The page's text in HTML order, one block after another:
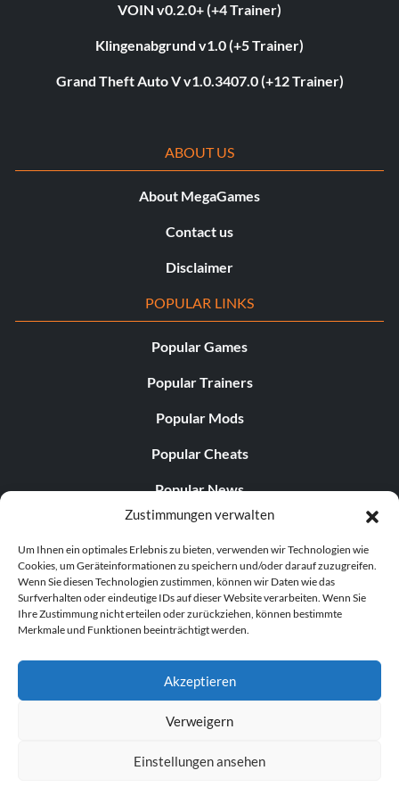
Zustimmungen verwalten
Um Ihnen ein optimales Erlebnis zu bieten, verwenden wir Technologien wie
Cookies, um Geräteinformationen zu speichern und/oder darauf zuzugreifen.
Wenn Sie diesen Technologien zustimmen, können wir Daten wie das
Surfverhalten oder eindeutige IDs auf dieser Website verarbeiten. Wenn Sie
Ihre Zustimmung nicht erteilen oder zurückziehen, können bestimmte
Merkmale und Funktionen beeinträchtigt werden.
Akzeptieren
Verweigern
Einstellungen ansehen
VOIN v0.2.0+ (+4 Trainer)
Klingenabgrund v1.0 (+5 Trainer)
Grand Theft Auto V v1.0.3407.0 (+12 Trainer)
ABOUT US
About MegaGames
Contact us
Disclaimer
POPULAR LINKS
Popular Games
Popular Trainers
Popular Mods
Popular Cheats
Popular News
Popular Editorials
Popular Free Games
LATEST UPDATES
© 1998–2026 MegaGames.com All rights reserved